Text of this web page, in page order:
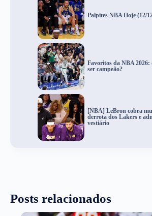
Palpites NBA Hoje (12/
Favoritos da NBA 2026:
ser campeão?
[NBA] LeBron cobra
derrota dos Lakers e
vestiário
Posts relacionados